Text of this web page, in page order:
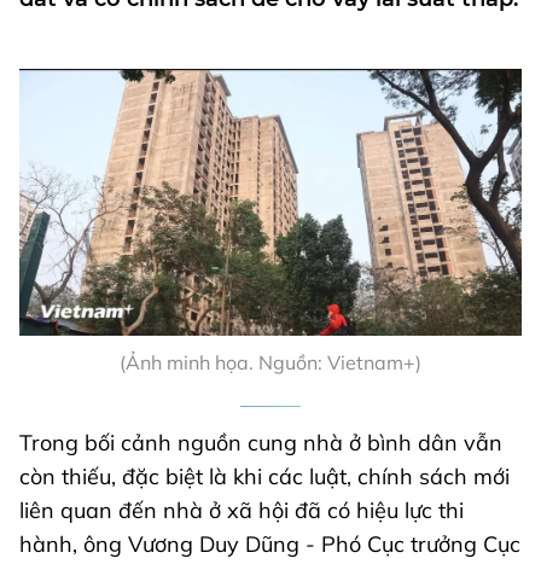
(Ảnh minh họa. Nguồn: Vietnam+)
Trong bối cảnh nguồn cung nhà ở bình dân vẫn
còn thiếu, đặc biệt là khi các luật, chính sách mới
liên quan đến nhà ở xã hội đã có hiệu lực thi
hành, ông Vương Duy Dũng - Phó Cục trưởng Cục